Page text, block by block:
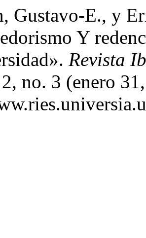
Gustavo-E., y
Y
Revista
no. 3 (enero